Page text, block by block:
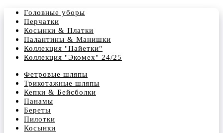
Головные уборы
Перчатки
Косынки & Платки
Палантины & Манишки
Коллекция "Пайетки"
Коллекция "Экомех" 24/25
Фетровые шляпы
Трикотажные шляпы
Кепки & Бейсболки
Панамы
Береты
Пилотки
Косынки